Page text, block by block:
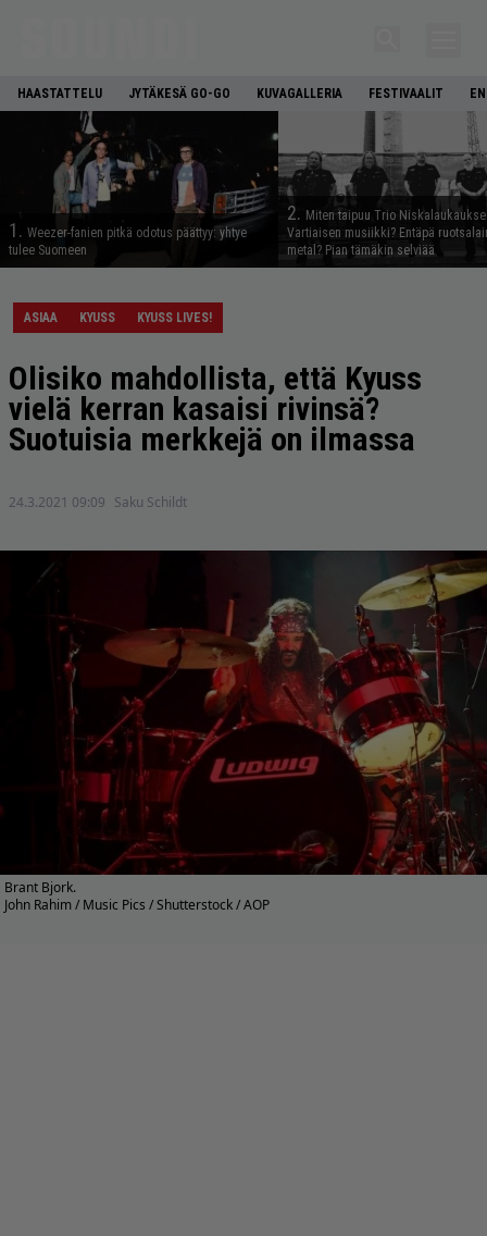
HAASTATTELU JYTÄKESÄ GO-GO KUVAGALLERIA FESTIVAALIT
1. Weezer-fanien pitkä odotus päättyy: yhtye
tulee Suomeen
2. Miten taipuu Trio
Vartiaisen musiikki? Entäpä
metal? Pian tämäkin selviää
ASIAA KYUSS KYUSS LIVES!
Olisiko mahdollista, että Kyuss
vielä kerran kasaisi rivinsä?
Suotuisia merkkejä on ilmassa
24.3.2021 09:09 Saku Schildt
Brant Bjork.
John Rahim / Music Pics / Shutterstock / AOP